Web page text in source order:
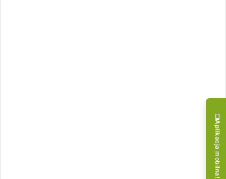
Aplikacja mobilna!